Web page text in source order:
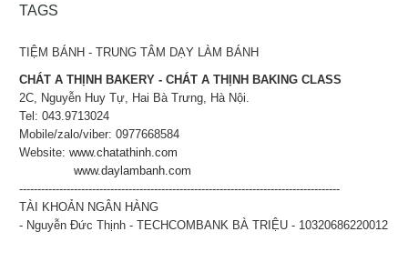
TAGS
TIỆM BÁNH - TRUNG TÂM DẠY LÀM BÁNH
CHÁT A THỊNH BAKERY - CHÁT A THỊNH BAKING CLASS
2C, Nguyễn Huy Tự, Hai Bà Trưng, Hà Nội.
Tel: 043.9713024
Mobile/zalo/viber: 0977668584
Website:www.chatathinh.com
www.daylambanh.com
----------------------------------------------------------------------------------------
TÀI KHOẢN NGÂN HÀNG
- Nguyễn Đức Thịnh - TECHCOMBANK BÀ TRIỆU - 10320686220012